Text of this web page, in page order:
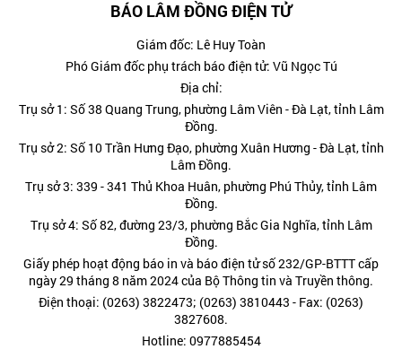
BÁO LÂM ĐỒNG ĐIỆN TỬ
Giám đốc: Lê Huy Toàn
Phó Giám đốc phụ trách báo điện tử: Vũ Ngọc Tú
Địa chỉ:
Trụ sở 1: Số 38 Quang Trung, phường Lâm Viên - Đà Lạt, tỉnh Lâm
Đồng.
Trụ sở 2: Số 10 Trần Hưng Đạo, phường Xuân Hương - Đà Lạt, tỉnh
Lâm Đồng.
Trụ sở 3: 339 - 341 Thủ Khoa Huân, phường Phú Thủy, tỉnh Lâm
Đồng.
Trụ sở 4: Số 82, đường 23/3, phường Bắc Gia Nghĩa, tỉnh Lâm
Đồng.
Giấy phép hoạt động báo in và báo điện tử số 232/GP-BTTT cấp
ngày 29 tháng 8 năm 2024 của Bộ Thông tin và Truyền thông.
Điện thoại: (0263) 3822473; (0263) 3810443 - Fax: (0263)
3827608.
Hotline: 0977885454